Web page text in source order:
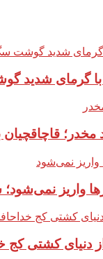
با گرمای شدید
مخدر؛
واریز